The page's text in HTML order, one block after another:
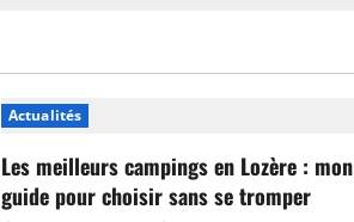
Actualités
Les meilleurs campings en Lozère : mon
guide pour choisir sans se tromper